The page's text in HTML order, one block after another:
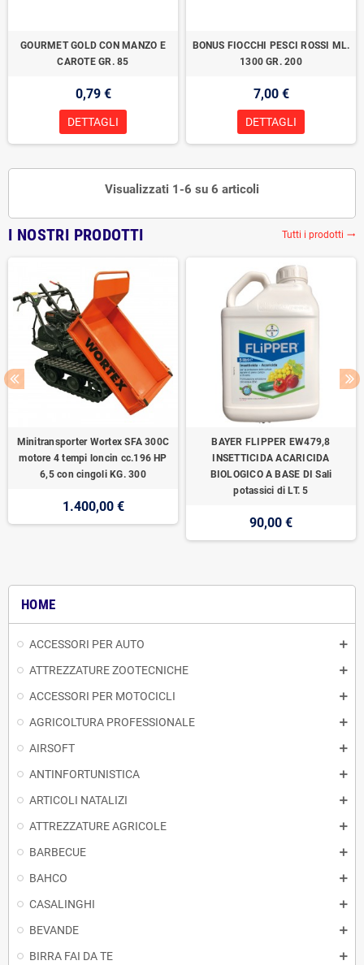
HOME
ACCESSORI PER AUTO
ATTREZZATURE ZOOTECNICHE
ACCESSORI PER MOTOCICLI
AGRICOLTURA PROFESSIONALE
AIRSOFT
ANTINFORTUNISTICA
ARTICOLI NATALIZI
ATTREZZATURE AGRICOLE
BARBECUE
BAHCO
CASALINGHI
BEVANDE
BIRRA FAI DA TE
GOURMET GOLD CON MANZO E
CAROTE GR. 85
0,79 €
DETTAGLI
BONUS FIOCCHI PESCI ROSSI ML.
1300 GR. 200
7,00 €
DETTAGLI
Visualizzati 1-6 su 6 articoli
I NOSTRI PRODOTTI Tutti i prodotti trending_flat
Minitransporter Wortex SFA 300C
motore 4 tempi loncin cc.196 HP
6,5 con cingoli KG. 300
1.400,00 €
BAYER FLIPPER EW479,8
INSETTICIDA ACARICIDA
BIOLOGICO A BASE DI Sali
potassici di LT. 5
90,00 €